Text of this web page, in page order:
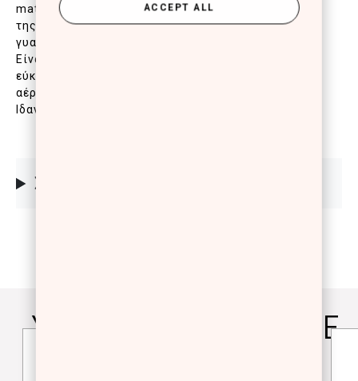
matt αλλά φωτεινό αποτέλεσμα. Βελτιώνει την όψη
της επιδερμίδας, μειώνει τις ανεπιθύμητες
γυαλάδες και κάνει τους πόρους λιγότερο ορατούς.
Είναι ευχάριστη στην εφαρμογή και απλώνεται
εύκολα, καλύπτοντας την επιδερμίδα με ένα ελαφρύ
αέρινο πέπλο χρώματος, χωρίς εφέ πούδρας.
Ιδανική για μικτές/λιπαρές επιδερμίδες.
ΣΥΣΤΑΤΙΚΑ
YOU WILL ALSO LOVE
ACCEPT ALL